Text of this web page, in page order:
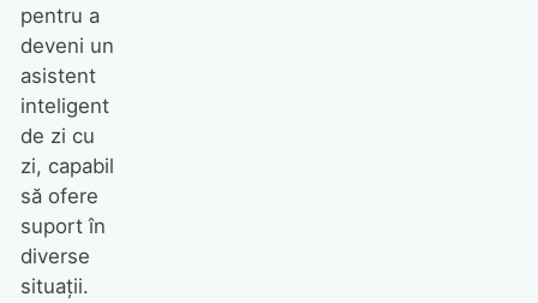
pentru a
deveni un
asistent
inteligent
de zi cu
zi, capabil
să ofere
suport în
diverse
situații.